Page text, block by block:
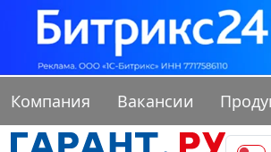
Компания Вакансии